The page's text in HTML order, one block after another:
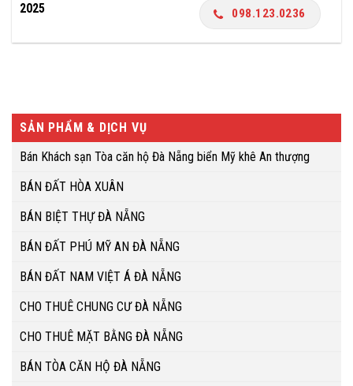
2025
098.123.0236
SẢN PHẨM & DỊCH VỤ
Bán Khách sạn Tòa căn hộ Đà Nẵng biển Mỹ khê An thượng
BÁN ĐẤT HÒA XUÂN
BÁN BIỆT THỰ ĐÀ NẴNG
BÁN ĐẤT PHÚ MỸ AN ĐÀ NẴNG
BÁN ĐẤT NAM VIỆT Á ĐÀ NẴNG
CHO THUÊ CHUNG CƯ ĐÀ NẴNG
CHO THUÊ MẶT BẰNG ĐÀ NẴNG
BÁN TÒA CĂN HỘ ĐÀ NẴNG